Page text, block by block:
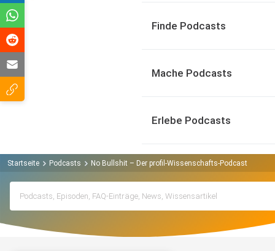
Finde Podcasts
Mache Podcasts
Erlebe Podcasts
Startseite Podcasts No Bullshit – Der profil-Wissenschafts-Podcast